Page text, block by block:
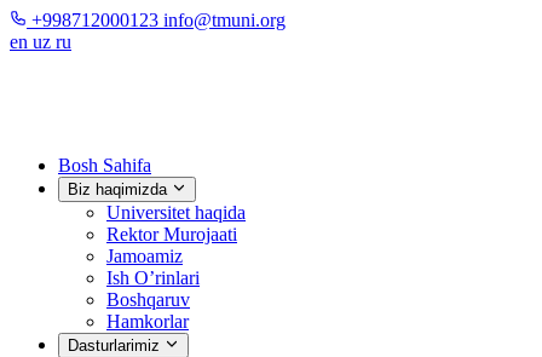
+998712000123 info@tmuni.org
en uz ru
Bosh Sahifa
Biz haqimizda
Universitet haqida
Rektor Murojaati
Jamoamiz
Ish O’rinlari
Boshqaruv
Hamkorlar
Dasturlarimiz